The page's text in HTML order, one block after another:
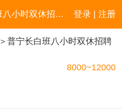
登录 | 注册
普宁长白班八小时双休招聘信息
＞普宁长白班八小时双休招聘
8000~12000